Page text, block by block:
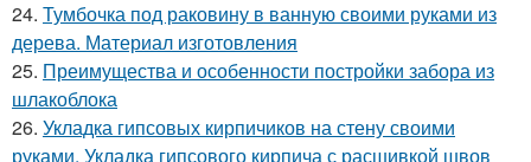
24. Тумбочка под раковину в ванную своими руками из
дерева. Материал изготовления
25. Преимущества и особенности постройки забора из
шлакоблока
26. Укладка гипсовых кирпичиков на стену своими
руками. Укладка гипсового кирпича с расшивкой швов